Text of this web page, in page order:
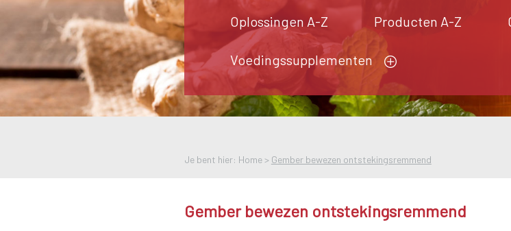
Oplossingen A-Z Producten A-Z
Voedingssupplementen
Je bent hier: Home > Gember bewezen ontstekingsremmend
Gember bewezen ontstekingsremmend